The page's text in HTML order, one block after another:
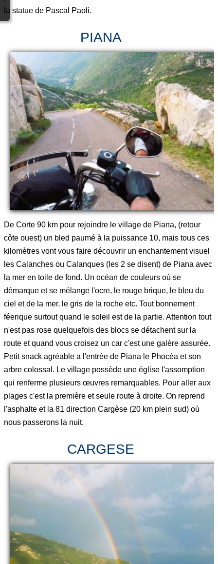
la statue de Pascal Paoli.
PIANA
De Corte 90 km pour rejoindre le village de Piana, (retour
côte ouest) un bled paumé à la puissance 10, mais tous ces
kilomètres vont vous faire découvrir un enchantement visuel
les Calanches ou Calanques (les 2 se disent) de Piana avec
la mer en toile de fond. Un océan de couleurs où se
démarque et se mélange l'ocre, le rouge brique, le bleu du
ciel et de la mer, le gris de la roche etc. Tout bonnement
féerique surtout quand le soleil est de la partie. Attention tout
n'est pas rose quelquefois des blocs se détachent sur la
route et quand vous croisez un car c'est une galère assurée.
Petit snack agréable a l'entrée de Piana le Phocéa et son
arbre colossal. Le village possède une église l'assomption
qui renferme plusieurs œuvres remarquables. Pour aller aux
plages c'est la première et seule route à droite. On reprend
l'asphalte et la 81 direction Cargèse (20 km plein sud) où
nous passerons la nuit.
CARGESE